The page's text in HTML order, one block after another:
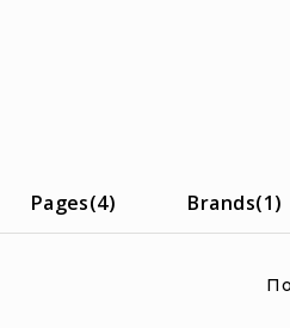
Pages(4) Brands(1)
на